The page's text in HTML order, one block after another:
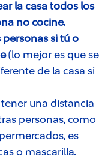
la casa todos los
no cocine.
personas si tú o
(lo mejor es que se
de la casa si
una distancia
personas, como
es
o mascarilla.